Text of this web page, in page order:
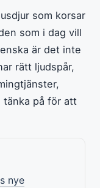
som korsar
som i dag vill
är det inte
rätt ljudspår,
tänka på för att
nye